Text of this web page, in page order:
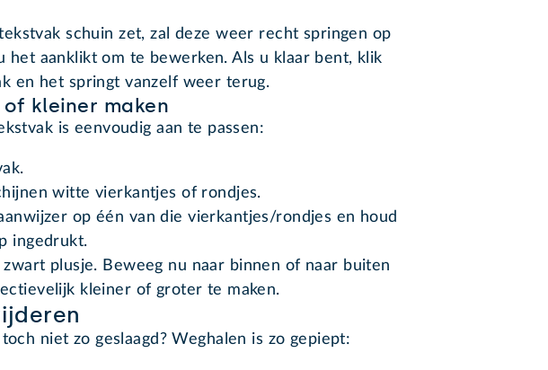
schuin zet, zal deze weer recht springen op
het aanklikt om te bewerken. Als u klaar bent, klik
en het springt vanzelf weer terug.
kleiner maken
is eenvoudig aan te passen:
witte vierkantjes of rondjes.
op één van die vierkantjes/rondjes en houd
ingedrukt.
plusje. Beweeg nu naar binnen of naar buiten
kleiner of groter te maken.
niet zo geslaagd? Weghalen is zo gepiept: